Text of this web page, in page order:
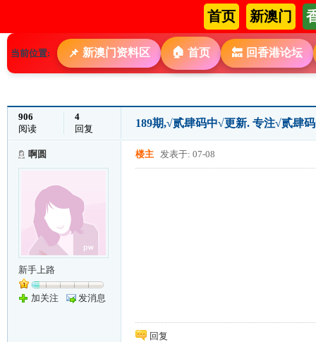
首页 新澳门
当前位置: 📌 新澳门资料区 🏠 首页 🔙 回香港论坛
906
阅读
4
回复
189期,√贰肆码中√更新. 专注√贰肆
啊圆
新手上路
加关注 发消息
楼主 发表于: 07-08
回复